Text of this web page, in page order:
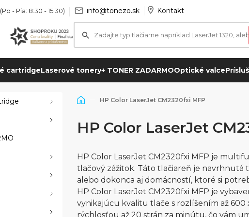
(Po - Pia: 8:30 - 15:30) info@tonezo.sk Kontakt
cartridgeLaserové tonery+ TONER ZADARMOOptické valce
HP Color LaserJet CM2320fxi MFP
HP Color LaserJet
HP Color LaserJet CM2320fxi MFP je
tlačový zážitok. Táto tlačiareň je navrhnutá
alebo dokonca aj domácností, ktoré si
HP Color LaserJet CM2320fxi MFP je
vynikajúcu kvalitu tlače s rozlíšením až
rýchlosťou až 20 strán za minútu, čo vám